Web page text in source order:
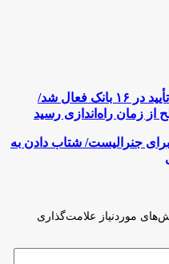
استعلام خودکار چک صیادی پیش از تأیید در ۱۶ بانک فعال شد/
از زمان راه‌اندازی رسید
برای جنرالیست/ شتاب دادن به
موردنیاز علامت‌گذاری